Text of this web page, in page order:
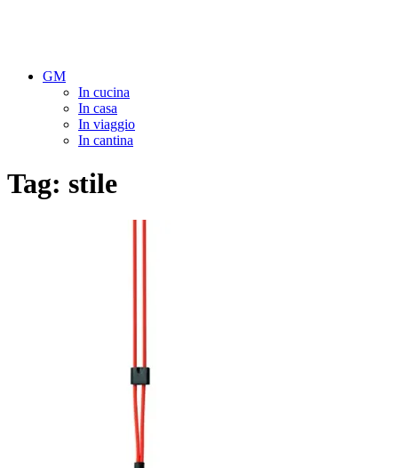
GM
In cucina
In casa
In viaggio
In cantina
Tag: stile